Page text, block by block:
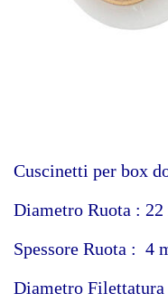
Cuscinetti per box
Diametro Ruota : 22
Spessore Ruota : 4
Diametro